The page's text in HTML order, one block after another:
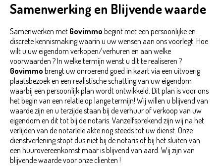
Samenwerking en Blijvende waarde
Samenwerken met Govimmo begint met een persoonlijke en
discrete kennismaking waarin u uw wensen aan ons voorlegt. Hoe
wilt u uw eigendom verkopen/verhuren en aan welke
voorwaarden ? In welke termijn wenst u dit te realiseren ?
Govimmo brengt uw onroerend goed in kaart via een uitvoerig
plaatsbezoek en een realistische schatting van uw eigendom
waarbij een persoonlijk plan wordt ontwikkeld. Dit plan is voor ons
het begin van een relatie op lange termijn! Wij willen u blijvend van
waarde zijn en u terzijde staan bij de verhuur of verkoop van uw
eigendom en dit tot bij de notaris. Vanzelfsprekend zijn wij na het
verlijden van de notarïele akte nog steeds tot uw dienst. Onze
dienstverlening stopt dus niet bij de notaris of bij het sluiten van
een huurovereenkomst maar is blijvend van aard. Wij zijn van
blijvende waarde voor onze clienten !